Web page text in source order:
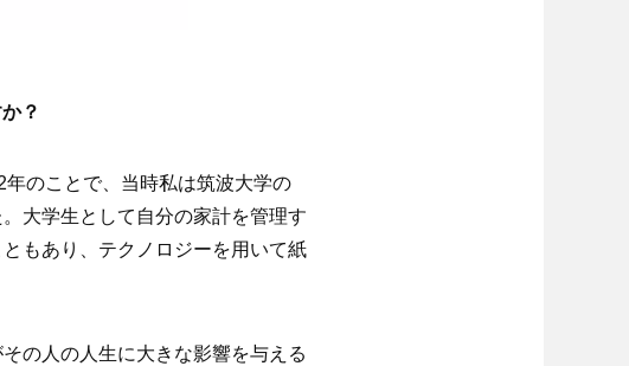
？
年のことで、当時私は筑波大学の
大学生として自分の家計を管理す
もあり、テクノロジーを用いて紙
の人の人生に大きな影響を与える